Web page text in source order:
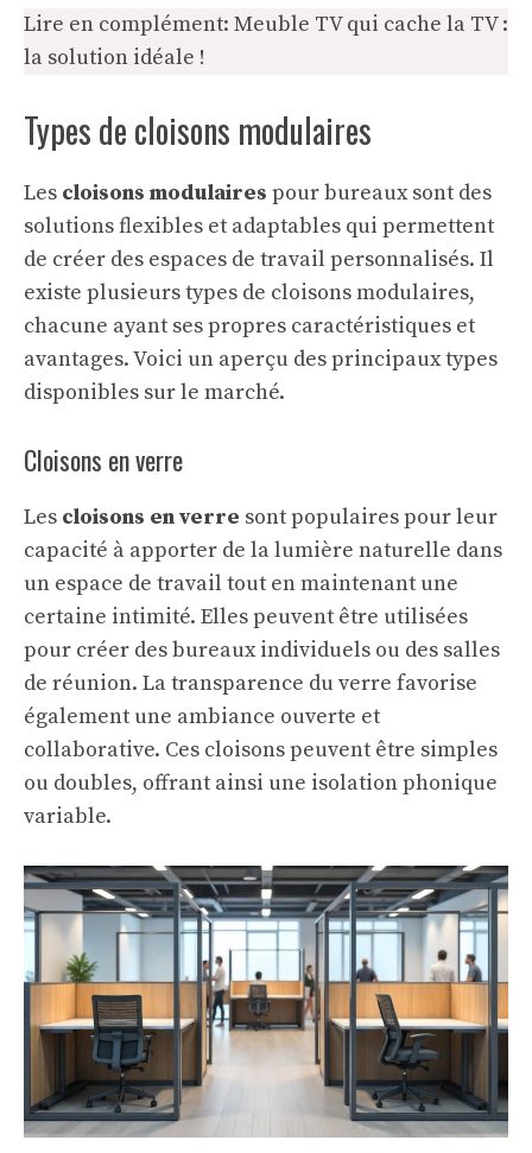
Lire en complément: Meuble TV qui cache la TV :
la solution idéale !
Types de cloisons modulaires
Les cloisons modulaires pour bureaux sont des
solutions flexibles et adaptables qui permettent
de créer des espaces de travail personnalisés. Il
existe plusieurs types de cloisons modulaires,
chacune ayant ses propres caractéristiques et
avantages. Voici un aperçu des principaux types
disponibles sur le marché.
Cloisons en verre
Les cloisons en verre sont populaires pour leur
capacité à apporter de la lumière naturelle dans
un espace de travail tout en maintenant une
certaine intimité. Elles peuvent être utilisées
pour créer des bureaux individuels ou des salles
de réunion. La transparence du verre favorise
également une ambiance ouverte et
collaborative. Ces cloisons peuvent être simples
ou doubles, offrant ainsi une isolation phonique
variable.